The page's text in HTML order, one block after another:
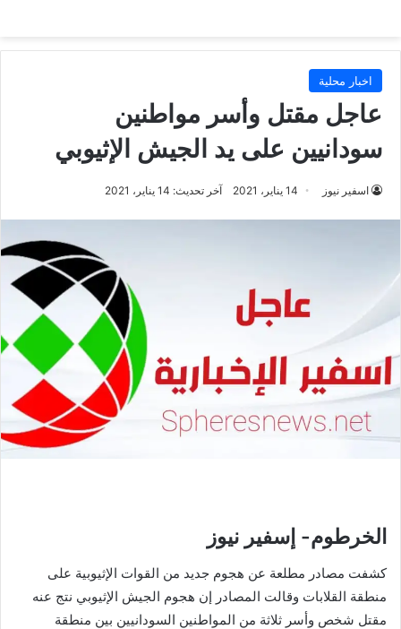
اخبار محلية
عاجل مقتل وأسر مواطنين
سودانيين على يد الجيش الإثيوبي
اسفير نيوز 14 يناير، 2021 آخر تحديث: 14 يناير، 2021
الخرطوم- إسفير نيوز
كشفت مصادر مطلعة عن هجوم جديد من القوات الإثيوبية على
منطقة القلابات وقالت المصادر إن هجوم الجيش الإثيوبي نتج عنه
مقتل شخص وأسر ثلاثة من المواطنين السودانيين بين منطقة